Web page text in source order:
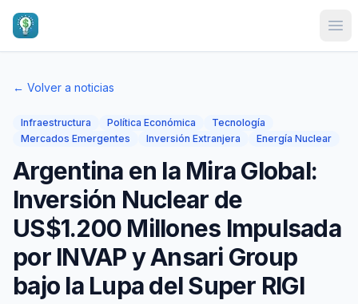
← Volver a noticias
Infraestructura Política Económica
Tecnología
Mercados Emergentes
Inversión Extranjera Energía Nuclear
Argentina en la Mira Global:
Inversión Nuclear de
US$1.200 Millones Impulsada
por INVAP y Ansari Group
bajo la Lupa del Super RIGI